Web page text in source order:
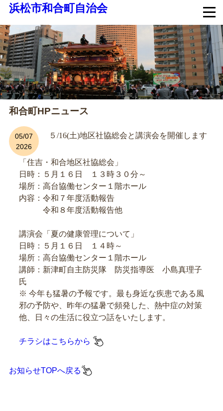
浜松市和合町自治会
和合町HPニュース
５/16(土)地区社協総会と講演会を開催します
05/07
2026
「住吉・和合地区社協総会」
日時：５月１６日 １３時３０分～
場所：高台協働センター１階ホール
内容：令和７年度活動報告
令和８年度活動報告他
講演会「夏の健康管理について」
日時：５月１６日 １４時～
場所：高台協働センター１階ホール
講師：新津町自主防災隊 防災指導医 小島真理子
氏
※ 今年も猛暑の予報です。最も身近な疾患である風
邪の予防や、昨年の猛暑で頻発した、熱中症の対策
他、日々の生活に役立つ話をいたします。
チラシはこちらから
お知らせTOPへ戻る